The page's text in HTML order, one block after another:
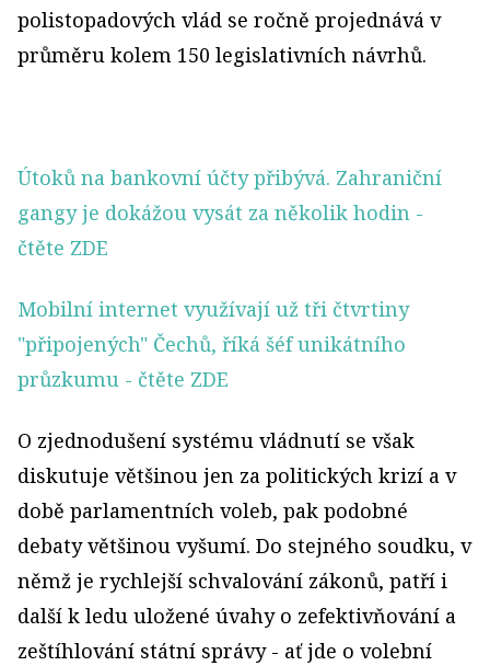
polistopadových vlád se ročně projednává v
průměru kolem 150 legislativních návrhů.
Útoků na bankovní účty přibývá. Zahraniční
gangy je dokážou vysát za několik hodin -
čtěte ZDE
Mobilní internet využívají už tři čtvrtiny
"připojených" Čechů, říká šéf unikátního
průzkumu - čtěte ZDE
O zjednodušení systému vládnutí se však
diskutuje většinou jen za politických krizí a v
době parlamentních voleb, pak podobné
debaty většinou vyšumí. Do stejného soudku, v
němž je rychlejší schvalování zákonů, patří i
další k ledu uložené úvahy o zefektivňování a
zeštíhlování státní správy - ať jde o volební